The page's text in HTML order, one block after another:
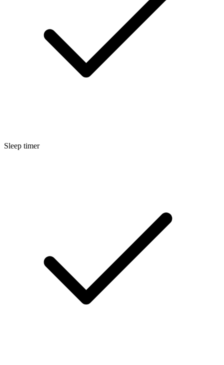
Sleep timer